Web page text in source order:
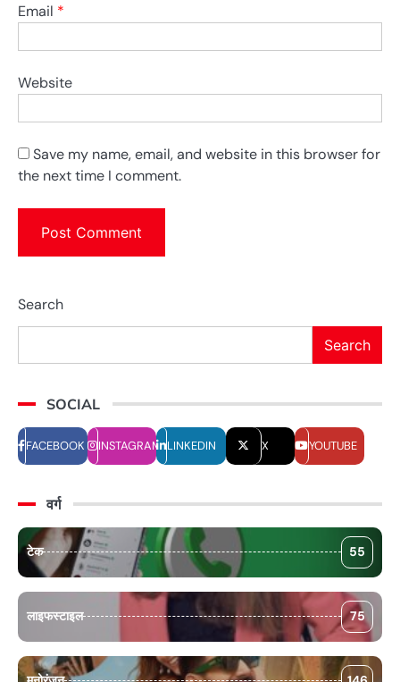
Email *
Website
Save my name, email, and website in this browser for
the next time I comment.
Search
Search
SOCIAL
FACEBOOK INSTAGRAM LINKEDIN X YOUTUBE
वर्ग
टेक 55
लाइफस्टाइल 75